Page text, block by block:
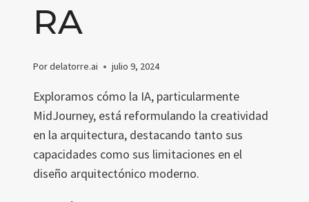
RA
Pordelatorre.ai julio 9, 2024
Exploramos cómo la IA, particularmente
MidJourney, está reformulando la creatividad
en la arquitectura, destacando tanto sus
capacidades como sus limitaciones en el
diseño arquitectónico moderno.